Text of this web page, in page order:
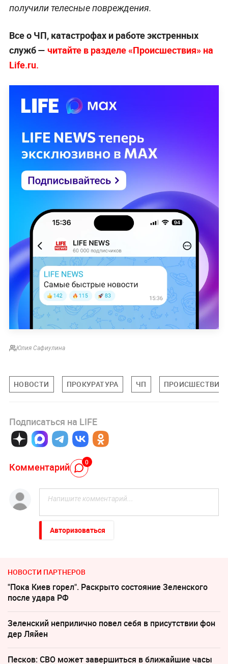
получили телесные повреждения.
Все о ЧП, катастрофах и работе экстренных
служб — читайте в разделе «Происшествия» на
Life.ru.
Юлия Сафиулина
НОВОСТИ ПРОКУРАТУРА ЧП ПРОИСШЕСТВИЯ
Подписаться на LIFE
Комментарий 0
Авторизоваться
НОВОСТИ ПАРТНЕРОВ
"Пока Киев горел". Раскрыто состояние Зеленского
после удара РФ
Зеленский неприлично повел cебя в присутствии фон
дер Ляйен
Песков: СВО может завершиться в ближайшие часы